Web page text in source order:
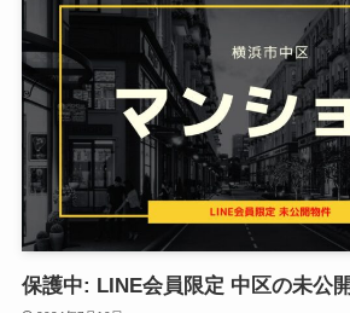
保護中: LINE会員限定 中区の未公